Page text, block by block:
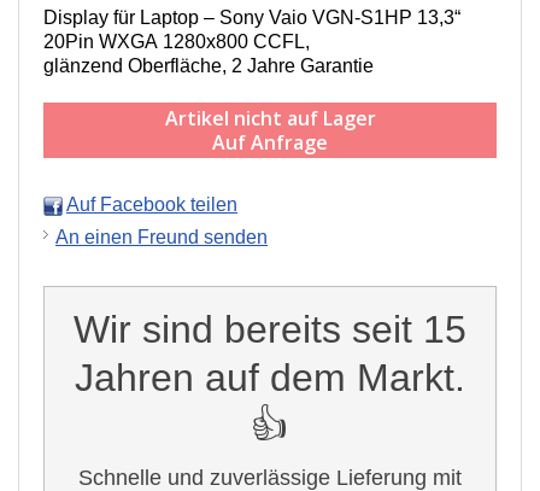
Display für Laptop – Sony Vaio VGN-S1HP 13,3“
20Pin WXGA 1280x800 CCFL,
g länzend Oberfläche, 2 Jahre Garantie
Artikel nicht auf Lager
Auf Anfrage
Auf Facebook teilen
An einen Freund senden
Wir sind bereits seit 15
Jahren auf dem Markt.
👍
Schnelle und zuverlässige Lieferung mit